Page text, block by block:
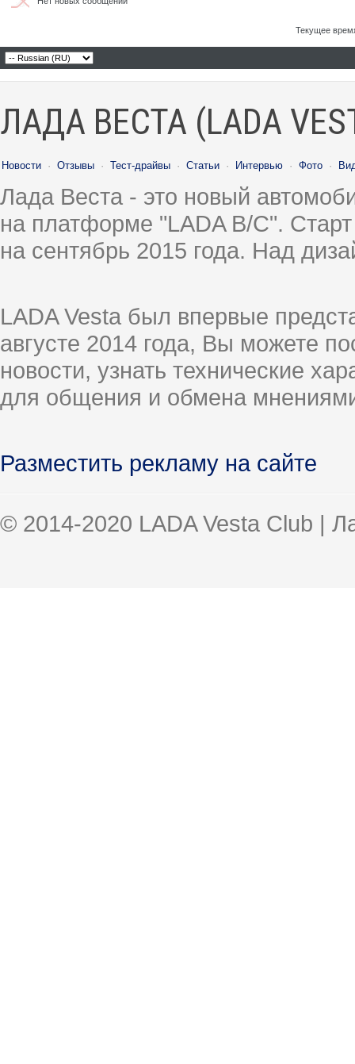
Текущее
ЛАДА ВЕСТА (LADA
Новости · Отзывы · Тест-драйвы · Статьи · Интервью · Фото ·
Лада Веста - это новый
на платформе "LADA B/C".
на сентябрь 2015 года. Над
LADA Vesta был впервые
августе 2014 года, Вы можете
новости, узнать технические
для общения и обмена
Разместить рекламу на сайте
© 2014-2020 LADA Vesta Club |